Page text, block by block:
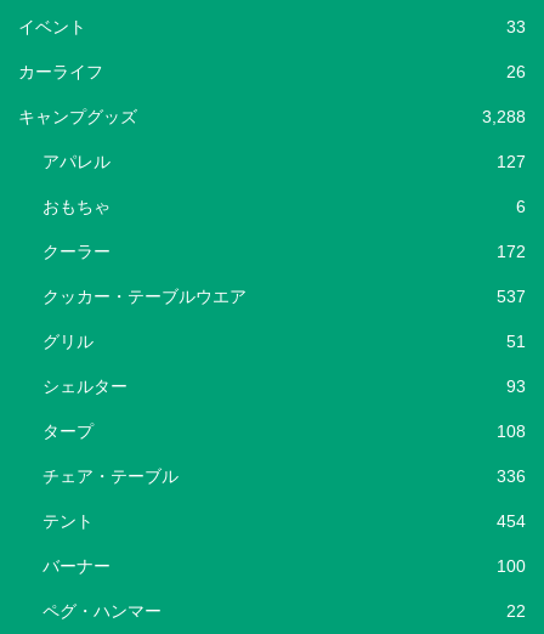
イベント 33
カーライフ 26
キャンプグッズ 3,288
アパレル 127
おもちゃ 6
クーラー 172
クッカー・テーブルウエア 537
グリル 51
シェルター 93
タープ 108
チェア・テーブル 336
テント 454
バーナー 100
ペグ・ハンマー 22